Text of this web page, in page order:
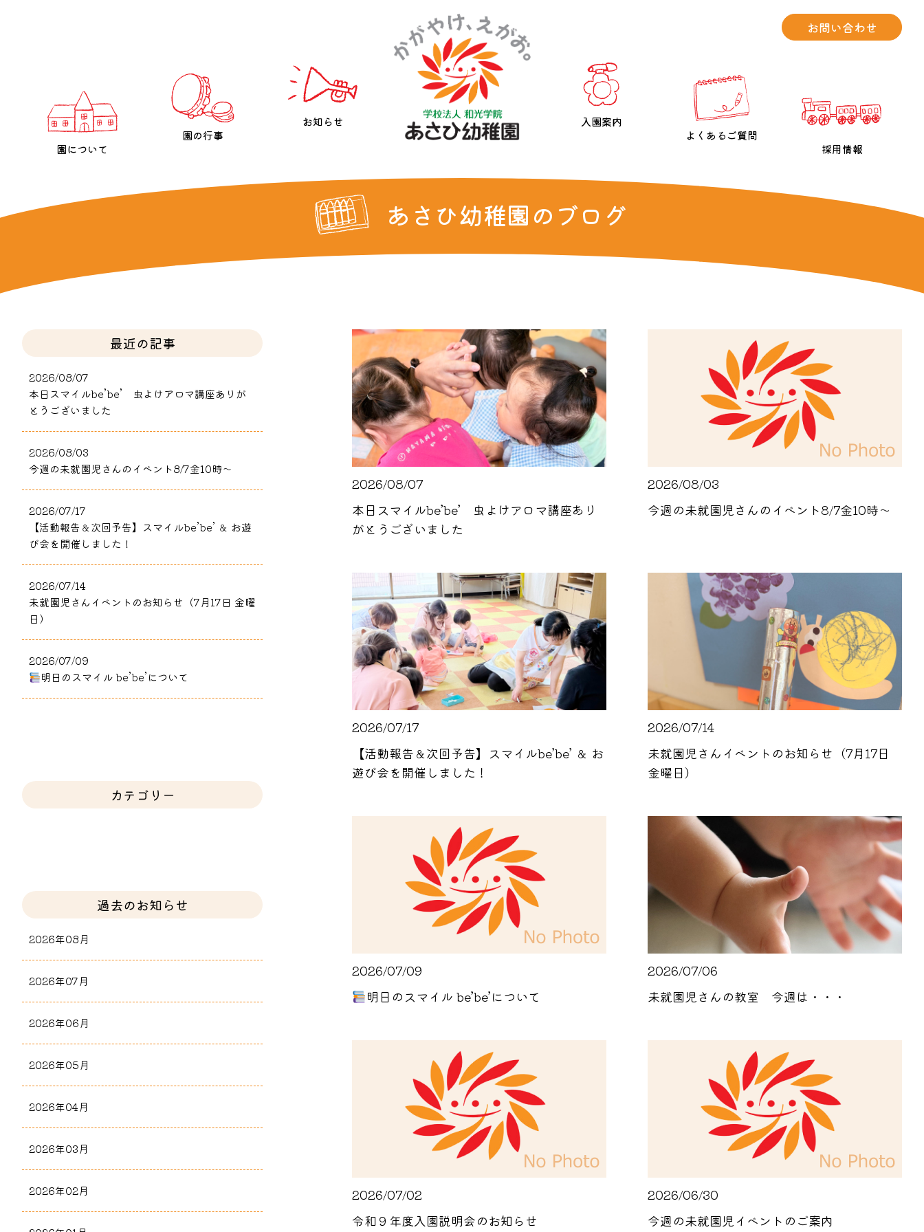
園について
園の行事
お知らせ
入園案内
よくあるご質問
採用情報
お問い合わせ
あさひ幼稚園のブログ
2026/08/07
本日スマイルbe’be’ 虫よけアロマ講座あり
がとうございました
2026/08/03
今週の未就園児さんのイベント8/7金10時～
2026/07/17
【活動報告＆次回予告】スマイルbe’be’ ＆ お
遊び会を開催しました！
2026/07/14
未就園児さんイベントのお知らせ（7月17日
金曜日）
2026/07/09
明日のスマイル be’be’について
2026/07/06
未就園児さんの教室 今週は・・・
2026/07/02
令和９年度入園説明会のお知らせ
2026/06/30
今週の未就園児イベントのご案内
最近の記事
2026/08/07
本日スマイルbe’be’ 虫よけアロマ講座ありが
とうございました
2026/08/03
今週の未就園児さんのイベント8/7金10時～
2026/07/17
【活動報告＆次回予告】スマイルbe’be’ ＆ お遊
び会を開催しました！
2026/07/14
未就園児さんイベントのお知らせ（7月17日 金曜
日）
2026/07/09
明日のスマイル be’be’について
カテゴリー
過去のお知らせ
2026年08月
2026年07月
2026年06月
2026年05月
2026年04月
2026年03月
2026年02月